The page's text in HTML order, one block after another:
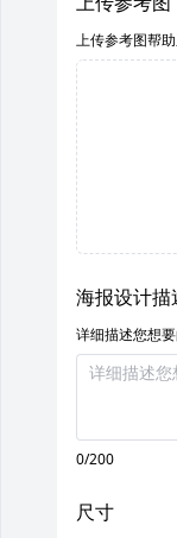
上传参考图帮
海报设计描
详细描述您想
0/200
尺寸